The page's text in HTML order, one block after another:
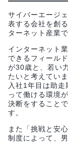
サイバーエージ
表する会社を創
ターネット産業
インターネット
できるフィール
が30歳と、若い
たいと考えていま
入社1年目は助
って働ける環境
決断をすること
す。
また「挑戦と安
制度によって、